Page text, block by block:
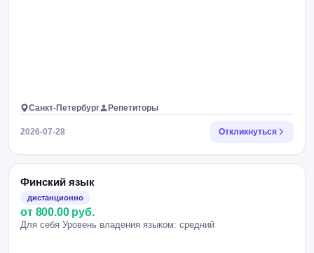
Санкт-Петербург Репетиторы
2026-07-28 Откликнуться
Финский язык
дистанционно
от 800.00 руб.
Для себя Уровень владения языком: средний